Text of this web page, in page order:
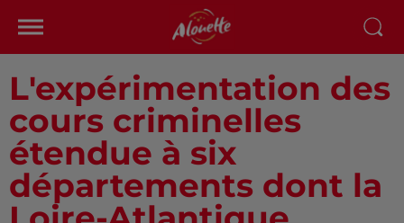
L'expérimentation des
cours criminelles
étendue à six
départements dont la